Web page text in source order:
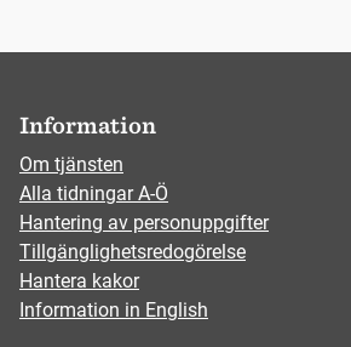
Information
Om tjänsten
Alla tidningar A-Ö
Hantering av personuppgifter
Tillgänglighetsredogörelse
Hantera kakor
Information in English